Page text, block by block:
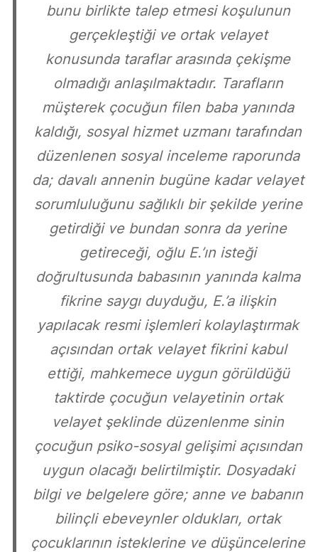
bunu birlikte talep etmesi koşulunun
gerçekleştiği ve ortak velayet
konusunda taraflar arasında çekişme
olmadığı anlaşılmaktadır. Tarafların
müşterek çocuğun filen baba yanında
kaldığı, sosyal hizmet uzmanı tarafından
düzenlenen sosyal inceleme raporunda
da; davalı annenin bugüne kadar velayet
sorumluluğunu sağlıklı bir şekilde yerine
getirdiği ve bundan sonra da yerine
getireceği, oğlu E.’ın isteği
doğrultusunda babasının yanında kalma
fikrine saygı duyduğu, E.’a ilişkin
yapılacak resmi işlemleri kolaylaştırmak
açısından ortak velayet fikrini kabul
ettiği, mahkemece uygun görüldüğü
taktirde çocuğun velayetinin ortak
velayet şeklinde düzenlenme sinin
çocuğun psiko-sosyal gelişimi açısından
uygun olacağı belirtilmiştir. Dosyadaki
bilgi ve belgelere göre; anne ve babanın
bilinçli ebeveynler oldukları, ortak
çocuklarının isteklerine ve düşüncelerine